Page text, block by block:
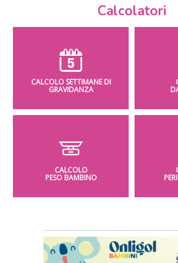
Calcolatori
CALCOLO SETTIMANE DI
GRAVIDANZA
CALCOLO
PESO BAMBINO